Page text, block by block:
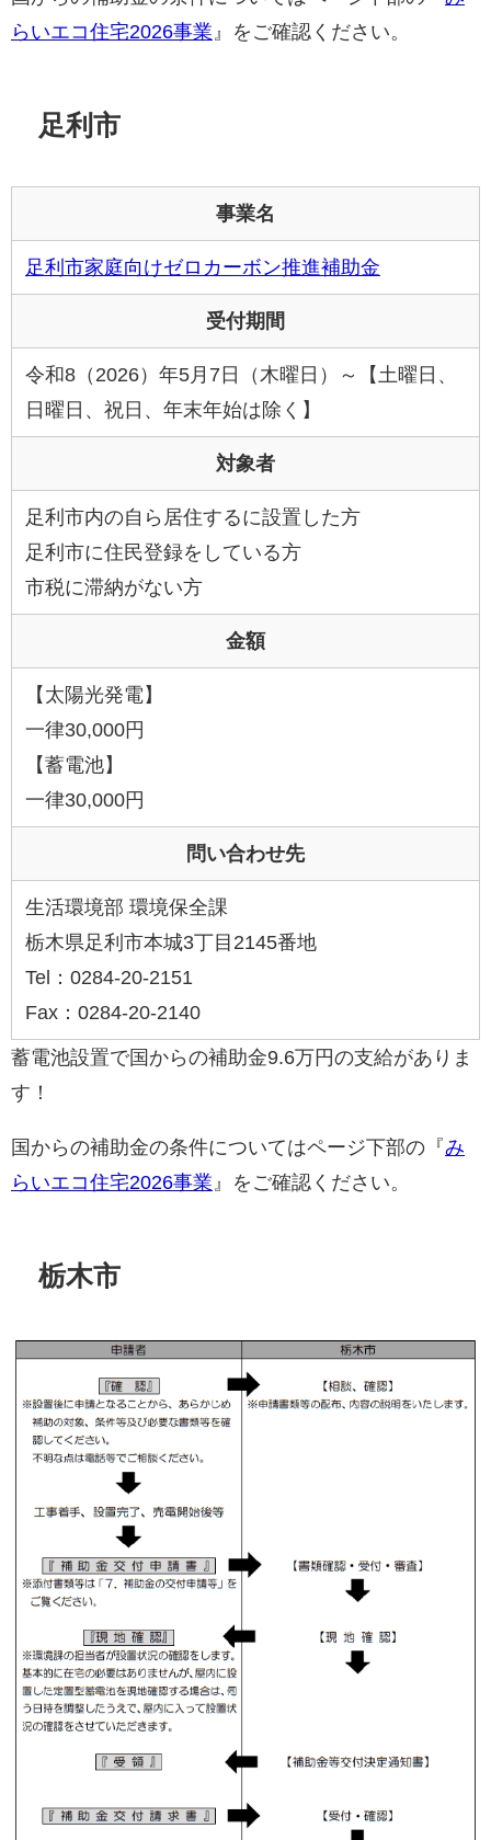
らいエコ住宅2026事業 』をご確認ください。
足利市
事業名
足利市家庭向けゼロカーボン推進補助金
受付期間
令和8（2026）年5月7日（木曜日）～【土曜日、
日曜日、祝日、年末年始は除く】
対象者
足利市内の自ら居住するに設置した方
足利市に住民登録をしている方
市税に滞納がない方
金額
【太陽光発電】
一律30,000円
【蓄電池】
一律30,000円
問い合わせ先
生活環境部 環境保全課
栃木県足利市本城3丁目2145番地
Tel：0284-20-2151
Fax：0284-20-2140
蓄電池設置で国からの補助金9.6万円の支給がありま
す！
国からの補助金の条件についてはページ下部の『 み
らいエコ住宅2026事業 』をご確認ください。
栃木市